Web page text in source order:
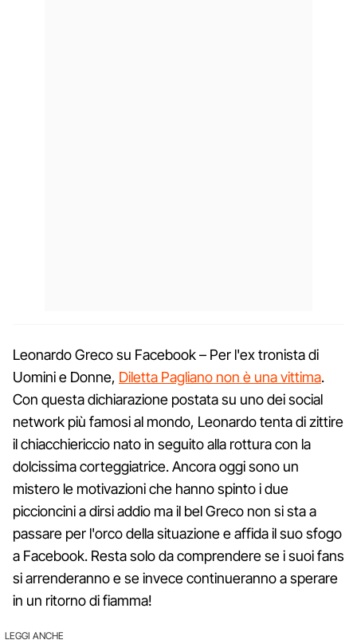
Leonardo Greco su Facebook – Per l'ex tronista di
Uomini e Donne, Diletta Pagliano non è una vittima.
Con questa dichiarazione postata su uno dei social
network più famosi al mondo, Leonardo tenta di zittire
il chiacchiericcio nato in seguito alla rottura con la
dolcissima corteggiatrice. Ancora oggi sono un
mistero le motivazioni che hanno spinto i due
piccioncini a dirsi addio ma il bel Greco non si sta a
passare per l'orco della situazione e affida il suo sfogo
a Facebook. Resta solo da comprendere se i suoi fans
si arrenderanno e se invece continueranno a sperare
in un ritorno di fiamma!
LEGGI ANCHE